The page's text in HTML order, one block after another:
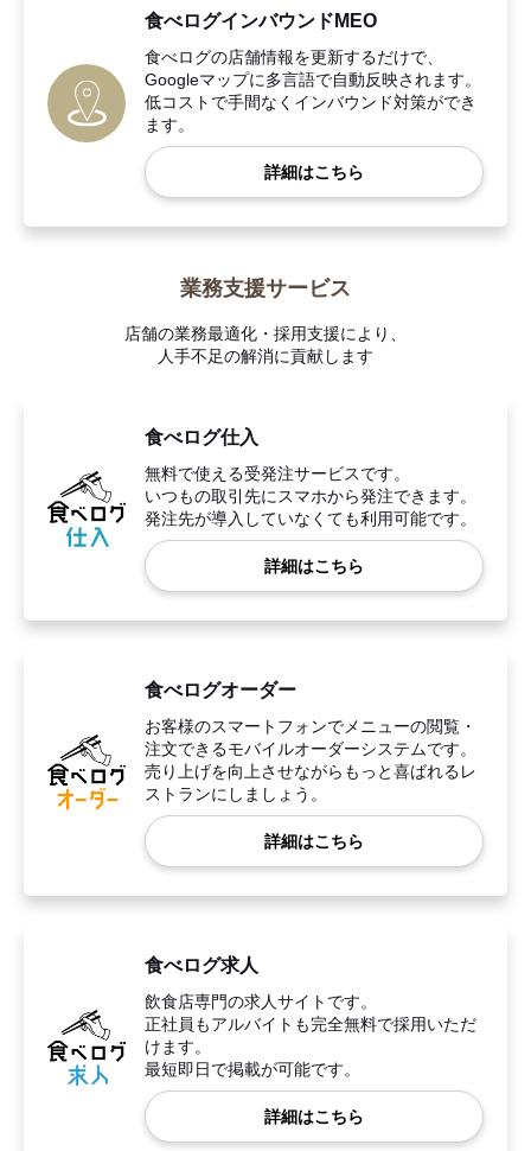
食べログインバウンドMEO
食べログの店舗情報を更新するだけで、
Googleマップに多言語で自動反映されます。
低コストで手間なくインバウンド対策ができ
ます。
詳細はこちら
業務支援サービス
店舗の業務最適化・採用支援により、
人手不足の解消に貢献します
食べログ仕入
無料で使える受発注サービスです。
いつもの取引先にスマホから発注できます。
発注先が導入していなくても利用可能です。
詳細はこちら
食べログオーダー
お客様のスマートフォンでメニューの閲覧・
注文できるモバイルオーダーシステムです。
売り上げを向上させながらもっと喜ばれるレ
ストランにしましょう。
詳細はこちら
食べログ求人
飲食店専門の求人サイトです。
正社員もアルバイトも完全無料で採用いただ
けます。
最短即日で掲載が可能です。
詳細はこちら